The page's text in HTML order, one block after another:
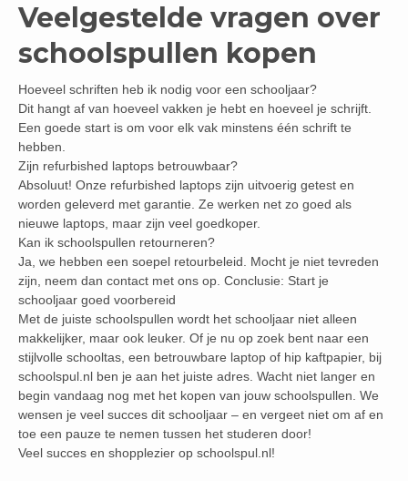
Veelgestelde vragen over
schoolspullen kopen
Hoeveel schriften heb ik nodig voor een schooljaar?
Dit hangt af van hoeveel vakken je hebt en hoeveel je schrijft.
Een goede start is om voor elk vak minstens één schrift te
hebben.
Zijn refurbished laptops betrouwbaar?
Absoluut! Onze refurbished laptops zijn uitvoerig getest en
worden geleverd met garantie. Ze werken net zo goed als
nieuwe laptops, maar zijn veel goedkoper.
Kan ik schoolspullen retourneren?
Ja, we hebben een soepel retourbeleid. Mocht je niet tevreden
zijn, neem dan contact met ons op. Conclusie: Start je
schooljaar goed voorbereid
Met de juiste schoolspullen wordt het schooljaar niet alleen
makkelijker, maar ook leuker. Of je nu op zoek bent naar een
stijlvolle schooltas, een betrouwbare laptop of hip kaftpapier, bij
schoolspul.nl ben je aan het juiste adres. Wacht niet langer en
begin vandaag nog met het kopen van jouw schoolspullen. We
wensen je veel succes dit schooljaar – en vergeet niet om af en
toe een pauze te nemen tussen het studeren door!
Veel succes en shopplezier op schoolspul.nl!